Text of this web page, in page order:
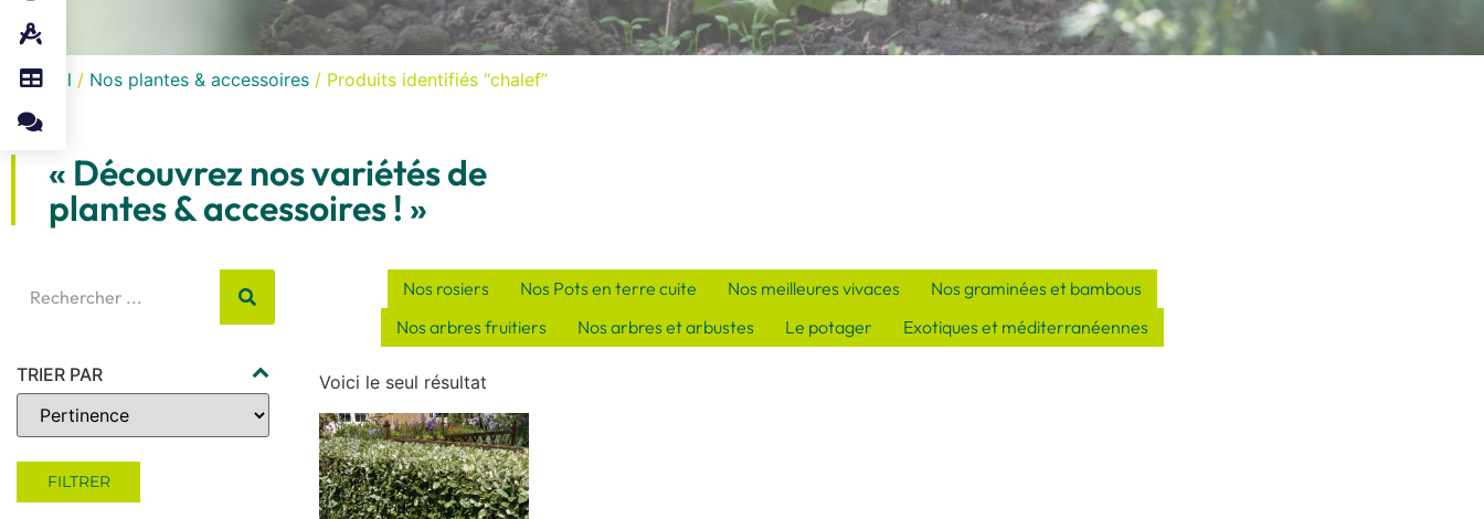
Accueil / Nos plantes & accessoires / Produits identifiés “chalef”
« Découvrez nos variétés de
plantes & accessoires ! »
TRIER PAR
Sort Products
FILTRER
Nos rosiers Nos Pots en terre cuite Nos meilleures vivaces
Nos graminées et bambous
Nos arbres fruitiers
Nos arbres et arbustes Le potager Exotiques et méditerranéennes
Voici le seul résultat